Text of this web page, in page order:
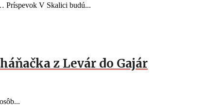
Príspevok V Skalici budú...
z Levár do Gajár